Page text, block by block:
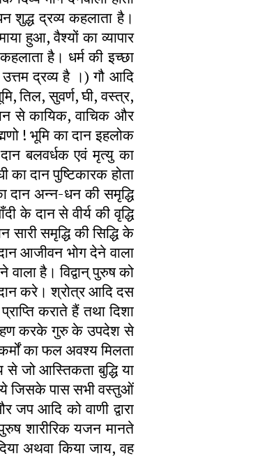
शुद्ध द्रव्य कहलाता है।
हुआ, वैश्यों का व्यापार
है। धर्म की इच्छा
द्रव्य है ।) गौ आदि
तिल, सुवर्ण, घी, वस्त्र,
से कायिक, वाचिक और
! भूमि का दान इहलोक
बलवर्धक एवं मृत्यु का
का दान पुष्टिकारक होता
दान अन्न-धन की समृद्धि
के दान से वीर्य की वृद्धि
समृद्धि की सिद्धि के
आजीवन भोग देने वाला
वाला है। विद्वान् पुरुष को
करे। श्रोत्र आदि दस
कराते हैं तथा दिशा
करके गुरु के उपदेश से
का फल अवश्य मिलता
जो आस्तिकता बुद्धि या
जिसके पास सभी वस्तुओं
जप आदि को वाणी द्वारा
शारीरिक यजन मानते
अथवा किया जाय, वह